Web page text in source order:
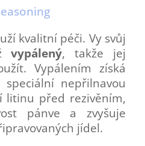
kvalitní péči. Vy svůj
vypálený, takže jej
Vypálením získá
nepřilnavou
litinu před rezivěním,
pánve a zvyšuje
jídel.